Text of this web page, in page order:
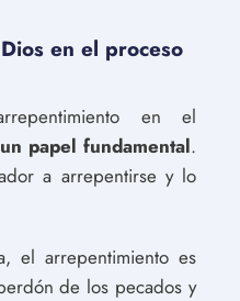
en el proceso
en el
papel fundamental.
a arrepentirse y lo
el arrepentimiento es
de los pecados y